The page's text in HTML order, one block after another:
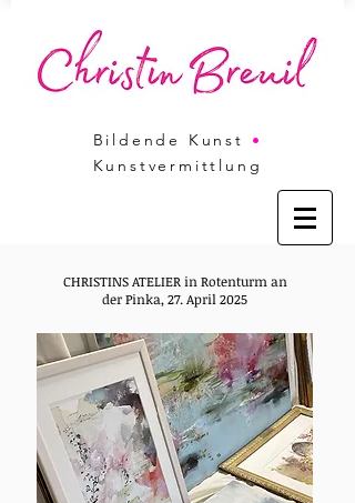
Bildende Kunst •
Kunstvermittlung
CHRISTINS ATELIER in Rotenturm an
der Pinka, 27. April 2025